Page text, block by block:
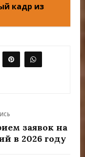
кадр из
заявок на
в 2026 году